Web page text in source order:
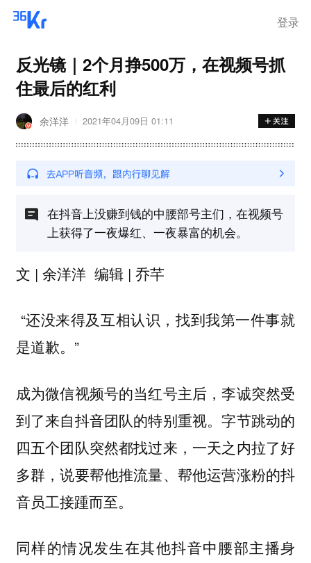
登录
反光镜｜2个月挣500万，在视频号抓
住最后的红利
余洋洋 2021年04月09日 01:11
在抖音上没赚到钱的中腰部号主们，在视频号
上获得了一夜爆红、一夜暴富的机会。
文 | 余洋洋 编辑 | 乔芊
“还没来得及互相认识，找到我第一件事就
是道歉。”
成为微信视频号的当红号主后，李诚突然受
到了来自抖音团队的特别重视。字节跳动的
四五个团队突然都找过来，一天之内拉了好
多群，说要帮他推流量、帮他运营涨粉的抖
音员工接踵而至。
同样的情况发生在其他抖音中腰部主播身